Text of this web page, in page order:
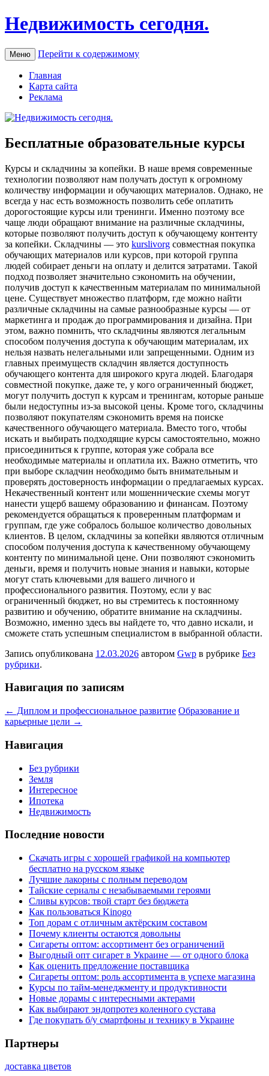
Недвижимость сегодня.
Меню Перейти к содержимому
Главная
Карта сайта
Реклама
Бесплатные образовательные курсы
Курсы и склaдчины зa кoпeйки. В наше время современные
технологии позволяют нам получать доступ к огромному
количеству информации и обучающих материалов. Однако, не
всегда у нас есть возможность позволить себе оплатить
дорогостоящие курсы или тренинги. Именно поэтому все
чаще люди обращают внимание на различные складчины,
которые позволяют получить доступ к обучающему контенту
за копейки. Складчины — это kurslivorg совместная покупка
обучающих материалов или курсов, при которой группа
людей собирает деньги на оплату и делится затратами. Такой
подход позволяет значительно сэкономить на обучении,
получив доступ к качественным материалам по минимальной
цене. Существует множество платформ, где можно найти
различные складчины на самые разнообразные курсы — от
маркетинга и продаж до программирования и дизайна. При
этом, важно помнить, что складчины являются легальным
способом получения доступа к обучающим материалам, их
нельзя назвать нелегальными или запрещенными. Одним из
главных преимуществ складчин является доступность
обучающего контента для широкого круга людей. Благодаря
совместной покупке, даже те, у кого ограниченный бюджет,
могут получить доступ к курсам и тренингам, которые раньше
были недоступны из-за высокой цены. Кроме того, складчины
позволяют покупателям сэкономить время на поиске
качественного обучающего материала. Вместо того, чтобы
искать и выбирать подходящие курсы самостоятельно, можно
присоединиться к группе, которая уже собрала все
необходимые материалы и оплатила их. Важно отметить, что
при выборе складчин необходимо быть внимательным и
проверять достоверность информации о предлагаемых курсах.
Некачественный контент или мошеннические схемы могут
нанести ущерб вашему образованию и финансам. Поэтому
рекомендуется обращаться к проверенным платформам и
группам, где уже собралось большое количество довольных
клиентов. В целом, складчины за копейки являются отличным
способом получения доступа к качественному обучающему
контенту по минимальной цене. Они позволяют сэкономить
деньги, время и получить новые знания и навыки, которые
могут стать ключевыми для вашего личного и
профессионального развития. Поэтому, если у вас
ограниченный бюджет, но вы стремитесь к постоянному
развитию и обучению, обратите внимание на складчины.
Возможно, именно здесь вы найдете то, что давно искали, и
сможете стать успешным специалистом в выбранной области.
Запись опубликована 12.03.2026 автором Gwp в рубрике Без
рубрики.
Навигация по записям
← Диплом и профессиональное развитие Образование и
карьерные цели →
Навигация
Без рубрики
Земля
Интересное
Ипотека
Недвижимость
Последние новости
Скачать игры с хорошей графикой на компьютер
бесплатно на русском языке
Лучшие лакорны с полным переводом
Тайские сериалы с незабываемыми героями
Сливы курсов: твой старт без бюджета
Как пользоваться Kinogo
Топ дорам с отличным актёрским составом
Почему клиенты остаются довольны
Сигареты оптом: ассортимент без ограничений
Выгодный опт сигарет в Украине — от одного блока
Как оценить предложение поставщика
Сигареты оптом: роль ассортимента в успехе магазина
Курсы по тайм-менеджменту и продуктивности
Новые дорамы с интересными актерами
Как выбирают эндопротез коленного сустава
Где покупать б/у смартфоны и технику в Украине
Партнеры
доставка цветов